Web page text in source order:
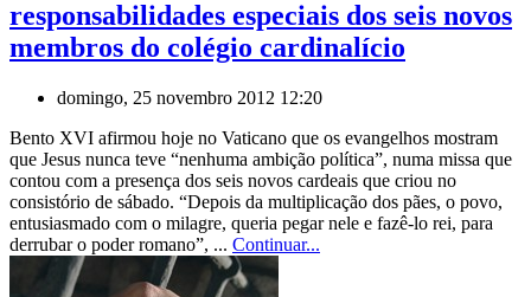
responsabilidades especiais dos seis novos
membros do colégio cardinalício
domingo, 25 novembro 2012 12:20
Bento XVI afirmou hoje no Vaticano que os evangelhos mostram
que Jesus nunca teve “nenhuma ambição política”, numa missa que
contou com a presença dos seis novos cardeais que criou no
consistório de sábado. “Depois da multiplicação dos pães, o povo,
entusiasmado com o milagre, queria pegar nele e fazê-lo rei, para
derrubar o poder romano”, ... Continuar...